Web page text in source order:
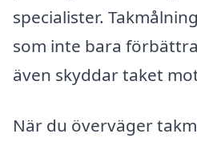
specialister.
som inte bara
även skyddar taket
När du överväger